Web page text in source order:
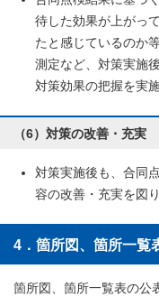
待した効果が上がっ
たと感じているのか
測定など、対策実施
対策効果の把握を実施
（6）対策の改善・充実
対策実施後も、合同
容の改善・充実を図り
4．箇所図、箇所一覧
箇所図、箇所一覧表の公